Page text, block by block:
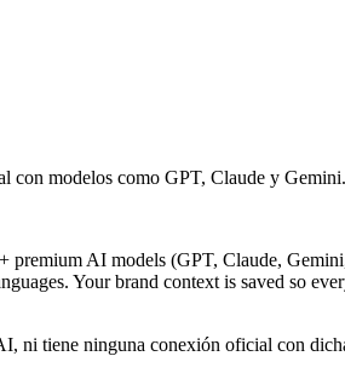
con modelos como GPT, Claude y Gemini.
premium AI models (GPT, Claude,
Your brand context is saved so
ni tiene ninguna conexión oficial con